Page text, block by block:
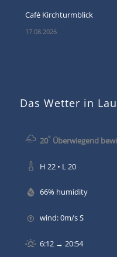
Café Kirchturmblick
17.08.2026
Das Wetter in
20°Überwiegend
H 22 • L 20
66% humidity
wind: 0m/s S
6:12 → 20:54